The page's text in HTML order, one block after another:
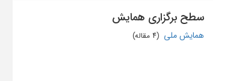
سطح برگزاری همایش
همایش ملی ‏ (4 مقاله)